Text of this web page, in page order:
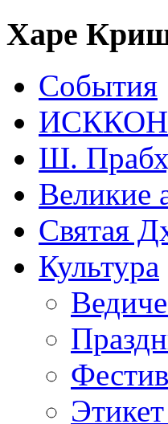
Харе
События
ИСККОН
Ш.
Великие
Святая
Культура